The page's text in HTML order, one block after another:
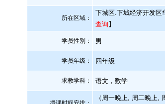
所在区域：
下城区.下城经济开发区
查询 】
学员性别： 男
学员年级： 四年级
求教学科： 语文，数学
（周一晚上, 周二晚上,